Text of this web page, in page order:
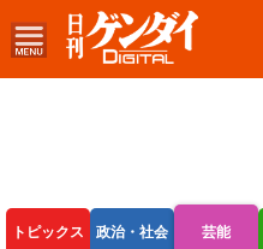
トピックス 政治・社会 芸能